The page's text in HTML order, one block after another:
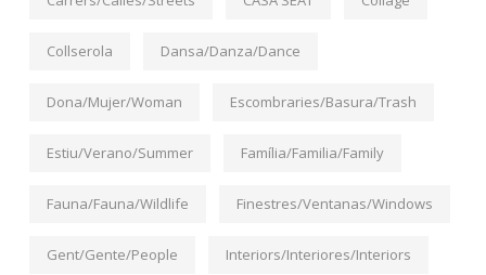
Collserola Dansa/Danza/Dance
Dona/Mujer/Woman Escombraries/Basura/Trash
Estiu/Verano/Summer Família/Familia/Family
Fauna/Fauna/Wildlife Finestres/Ventanas/Windows
Gent/Gente/People Interiors/Interiores/Interiors